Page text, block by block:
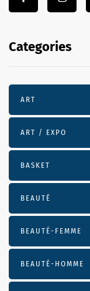
Categories
ART
ART / EXPO
BASKET
BEAUTÉ
BEAUTÉ-FEMME
BEAUTÉ-HOMME